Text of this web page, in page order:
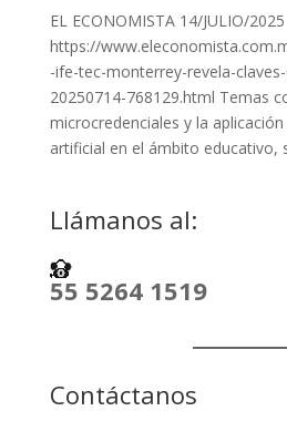
EL ECONOMISTA 14/JULIO/2025
https://
-ife-tec-monterrey-revela-
20250714-768129.html Temas
microcredenciales y la
artificial en el ámbito educativo,
Llámanos al:
55 5264 1519
Contáctanos